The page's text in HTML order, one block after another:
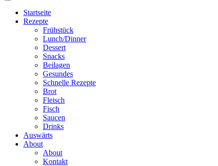
Startseite
Rezepte
Frühstück
Lunch/Dinner
Dessert
Snacks
Beilagen
Gesundes
Schnelle Rezepte
Brot
Fleisch
Fisch
Saucen
Drinks
Auswärts
About
About
Kontakt